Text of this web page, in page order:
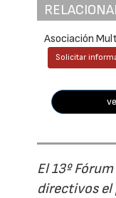
Asociación
Solicitar
El 13º
directivos el